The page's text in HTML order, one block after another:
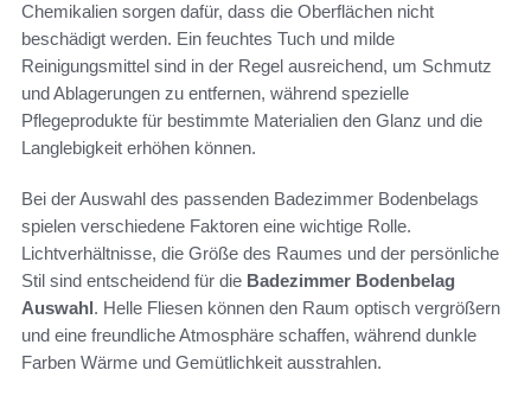
Chemikalien sorgen dafür, dass die Oberflächen nicht
beschädigt werden. Ein feuchtes Tuch und milde
Reinigungsmittel sind in der Regel ausreichend, um Schmutz
und Ablagerungen zu entfernen, während spezielle
Pflegeprodukte für bestimmte Materialien den Glanz und die
Langlebigkeit erhöhen können.
Bei der Auswahl des passenden Badezimmer Bodenbelags
spielen verschiedene Faktoren eine wichtige Rolle.
Lichtverhältnisse, die Größe des Raumes und der persönliche
Stil sind entscheidend für die Badezimmer Bodenbelag
Auswahl. Helle Fliesen können den Raum optisch vergrößern
und eine freundliche Atmosphäre schaffen, während dunkle
Farben Wärme und Gemütlichkeit ausstrahlen.